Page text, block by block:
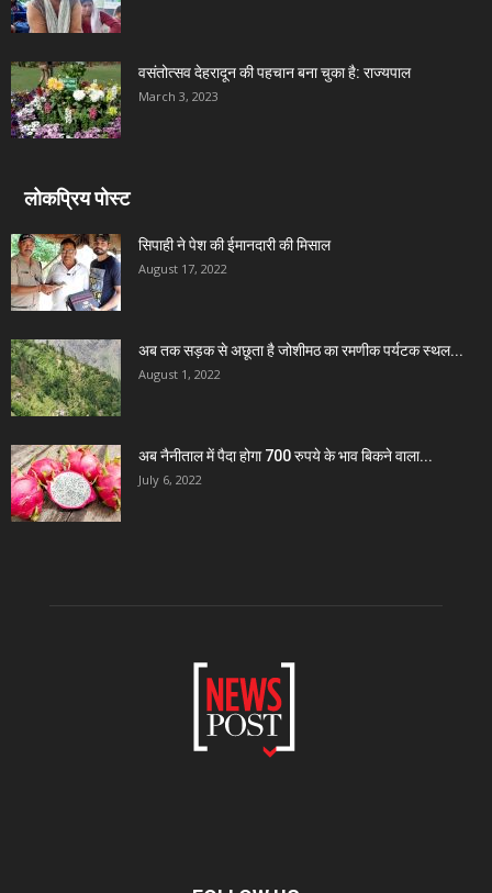
वसंतोत्सव देहरादून की पहचान बना चुका है: राज्यपाल
March 3, 2023
लोकप्रिय पोस्ट
सिपाही ने पेश की ईमानदारी की मिसाल
August 17, 2022
अब तक सड़क से अछूता है जोशीमठ का रमणीक पर्यटक स्थल...
August 1, 2022
अब नैनीताल में पैदा होगा 700 रुपये के भाव बिकने वाला...
July 6, 2022